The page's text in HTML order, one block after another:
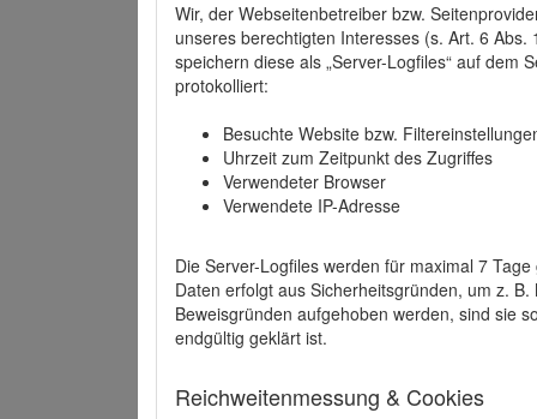
Wir, der Webseitenbetreiber bzw.
unseres berechtigten Interesses (s. Art. 6
speichern diese als „Server-Logfiles“ auf dem
protokolliert:
Besuchte Website bzw.
Uhrzeit zum Zeitpunkt des Zugriffes
Verwendeter Browser
Verwendete IP-Adresse
Die Server-Logfiles werden für maximal 7
Daten erfolgt aus Sicherheitsgründen, um z.
Beweisgründen aufgehoben werden, sind sie
endgültig geklärt ist.
Reichweitenmessung & Cookies